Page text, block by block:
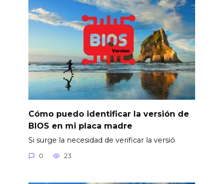
Cómo puedo identificar la versión de
BIOS en mi placa madre
Si surge la necesidad de verificar la versió
0 23